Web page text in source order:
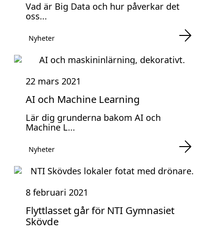
Vad är Big Data och hur påverkar det
oss...
Nyheter
22 mars 2021
AI och Machine Learning
Lär dig grunderna bakom AI och
Machine L...
Nyheter
8 februari 2021
Flyttlasset går för NTI Gymnasiet
Skövde